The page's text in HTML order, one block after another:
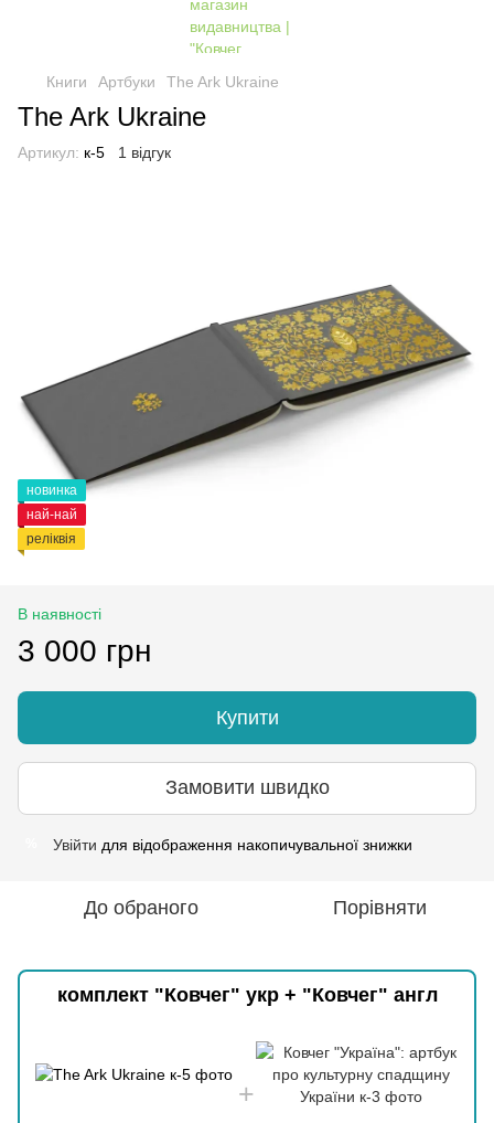
Книги Артбуки The Ark Ukraine
The Ark Ukraine
Артикул: к-5 1 відгук
новинка
най-най
реліквія
В наявності
3 000 грн
Купити
Замовити швидко
Увійти для відображення накопичувальної знижки
До обраного Порівняти
комплект "Ковчег" укр + "Ковчег" англ